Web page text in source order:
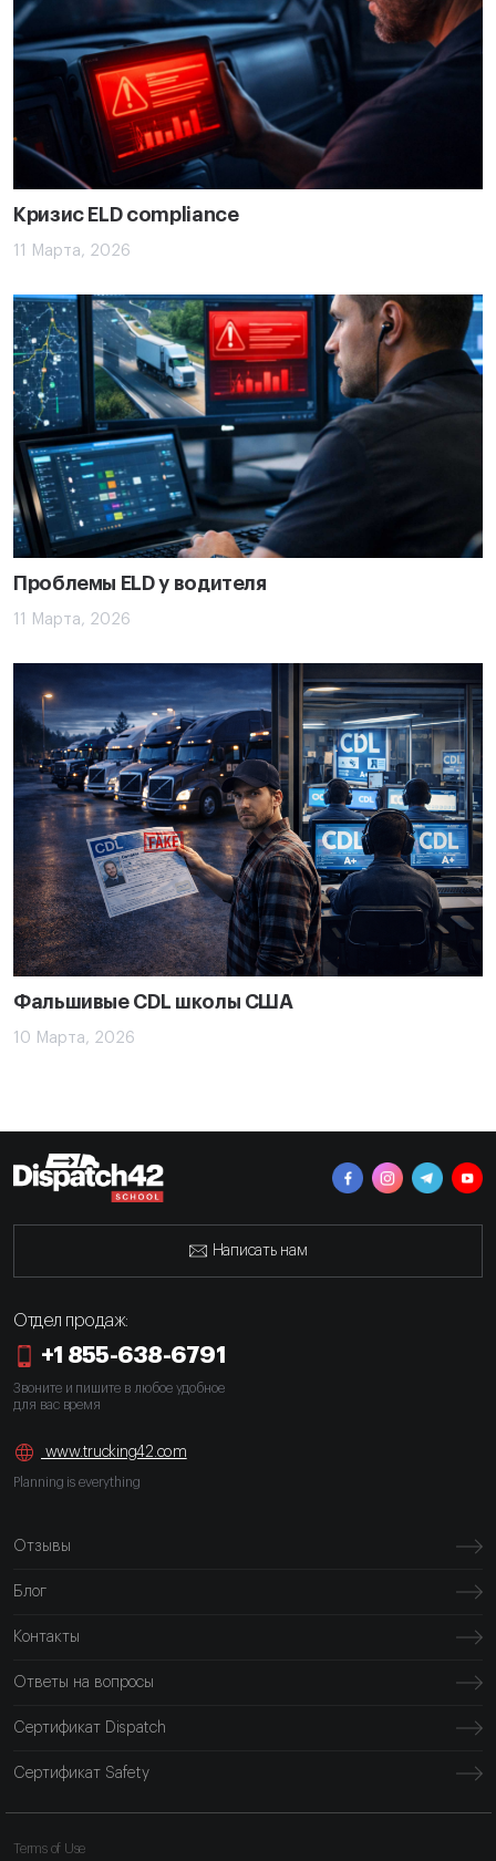
Кризис ELD compliance
11 Марта, 2026
Проблемы ELD у водителя
11 Марта, 2026
Фальшивые CDL школы США
10 Марта, 2026
Написать нам
Отдел продаж:
+1 855-638-6791
Звоните и пишите в любое удобное
для вас время
www.trucking42.com
Planning is everything
Отзывы
Блог
Контакты
Ответы на вопросы
Сертификат Dispatch
Сертификат Safety
Terms of Use